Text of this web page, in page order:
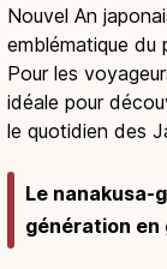
Nouvel An
emblématique du
Pour les
idéale pour
le quotidien des
Le nanakusa-
génération en